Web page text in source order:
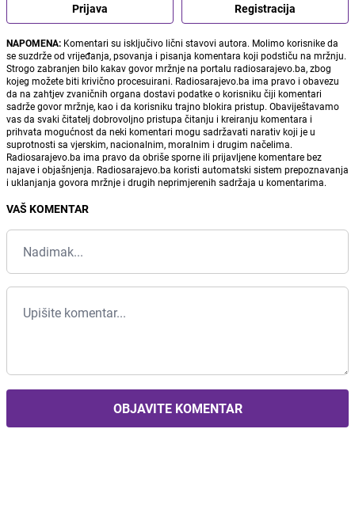
Prijava Registracija
NAPOMENA: Komentari su isključivo lični stavovi autora. Molimo korisnike da
se suzdrže od vrijeđanja, psovanja i pisanja komentara koji podstiču na mržnju.
Strogo zabranjen bilo kakav govor mržnje na portalu radiosarajevo.ba, zbog
kojeg možete biti krivično procesuirani. Radiosarajevo.ba ima pravo i obavezu
da na zahtjev zvaničnih organa dostavi podatke o korisniku čiji komentari
sadrže govor mržnje, kao i da korisniku trajno blokira pristup. Obaviještavamo
vas da svaki čitatelj dobrovoljno pristupa čitanju i kreiranju komentara i
prihvata mogućnost da neki komentari mogu sadržavati narativ koji je u
suprotnosti sa vjerskim, nacionalnim, moralnim i drugim načelima.
Radiosarajevo.ba ima pravo da obriše sporne ili prijavljene komentare bez
najave i objašnjenja. Radiosarajevo.ba koristi automatski sistem prepoznavanja
i uklanjanja govora mržnje i drugih neprimjerenih sadržaja u komentarima.
VAŠ KOMENTAR
OBJAVITE KOMENTAR